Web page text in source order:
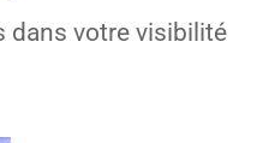
dans votre visibilité